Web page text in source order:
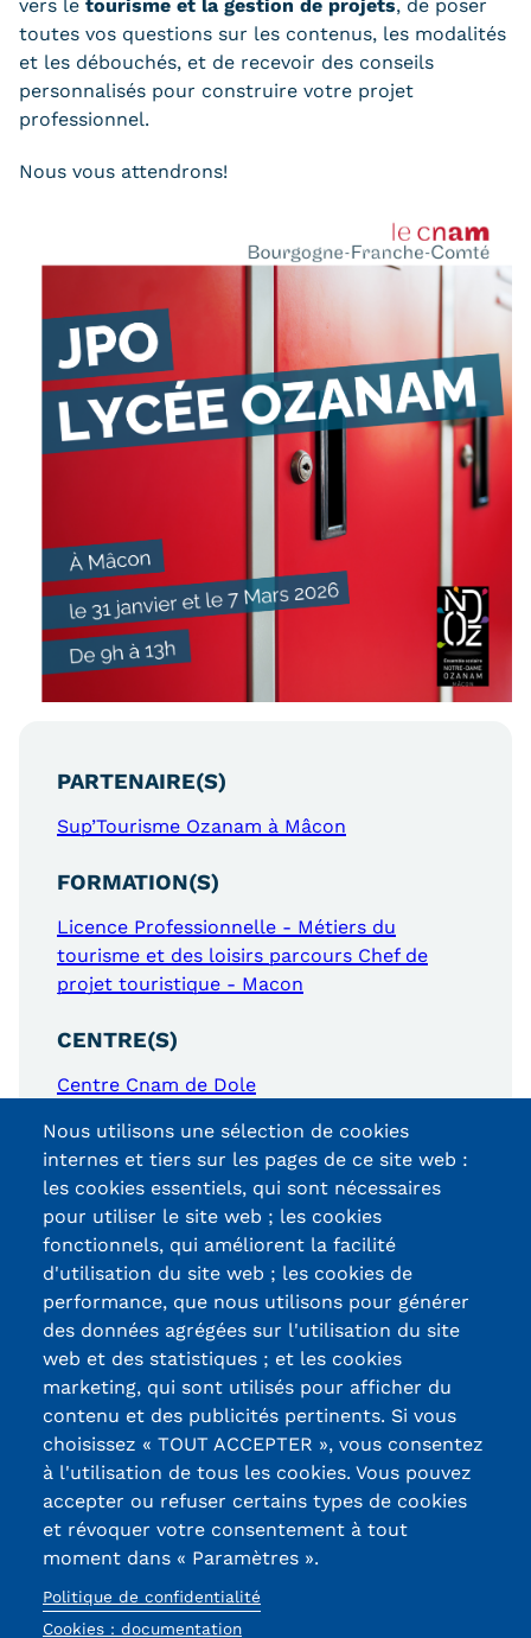
Validation des Acquis de
l'Expérience (VAE)
Validation des acquis
professionnels et personnels
(VAPP)
Infos pratiques
Discrimination/égalité/mixité
Témoignages
Statistiques
FAQ
Lexique
Erasmus
Infos élèves
Modalités d'inscription
Tarifs
Modalités de financement
Infos entreprises
Former ses salariés
Accueillir un alternant ?
Taxe d'apprentissage
Infos enseignants
Être enseignant au Cnam
Infos partenaires
Liste des partenaires
vers le tourisme et la gestion de projets, de poser
toutes vos questions sur les contenus, les modalités
et les débouchés, et de recevoir des conseils
personnalisés pour construire votre projet
professionnel.
Nous vous attendrons!
PARTENAIRE(S)
Sup’Tourisme Ozanam à Mâcon
FORMATION(S)
Licence Professionnelle - Métiers du
tourisme et des loisirs parcours Chef de
projet touristique - Macon
CENTRE(S)
Centre Cnam de Dole
13, Rue Ernest
Thierry-Mieg
90010 BELFORT
Cedex
03 84 58 33 10
Réseaux
Certifications /
Labels qualité
Nous utilisons une sélection de cookies
internes et tiers sur les pages de ce site web :
les cookies essentiels, qui sont nécessaires
pour utiliser le site web ; les cookies
fonctionnels, qui améliorent la facilité
d'utilisation du site web ; les cookies de
performance, que nous utilisons pour générer
des données agrégées sur l'utilisation du site
web et des statistiques ; et les cookies
marketing, qui sont utilisés pour afficher du
contenu et des publicités pertinents. Si vous
choisissez « TOUT ACCEPTER », vous consentez
à l'utilisation de tous les cookies. Vous pouvez
accepter ou refuser certains types de cookies
et révoquer votre consentement à tout
moment dans « Paramètres ».
Politique de confidentialité
Cookies : documentation